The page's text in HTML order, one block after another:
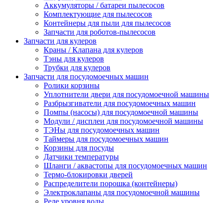
Аккумуляторы / батареи пылесосов
Комплектующие для пылесосов
Контейнеры для пыли для пылесосов
Запчасти для роботов-пылесосов
Запчасти для кулеров
Краны / Клапана для кулеров
Тэны для кулеров
Трубки для кулеров
Запчасти для посудомоечных машин
Ролики корзины
Уплотнители двери для посудомоечной машины
Разбрызгиватели для посудомоечных машин
Помпы (насосы) для посудомоечной машины
Модули / дисплеи для посудомоечной машины
ТЭНы для посудомоечных машин
Таймеры для посудомоечных машин
Корзины для посуды
Датчики температуры
Шланги / аквастопы для посудомоечных машин
Термо-блокировки дверей
Распределители порошка (контейнеры)
Электроклапаны для посудомоечной машины